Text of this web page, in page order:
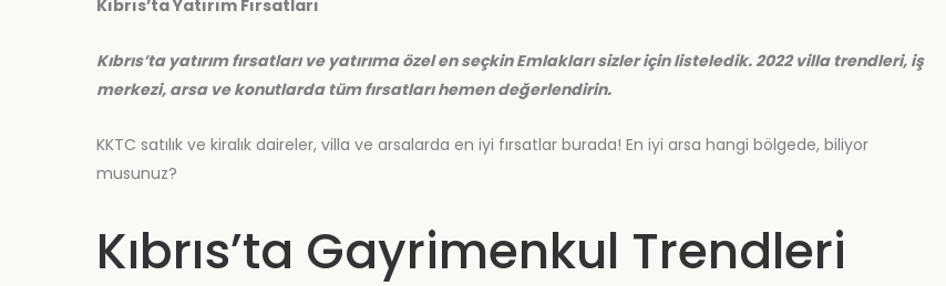
Kıbrıs’ta Yatırım Fırsatları
Kıbrıs’ta yatırım fırsatları ve yatırıma özel en seçkin Emlakları sizler için listeledik. 2022 villa trendleri, iş
merkezi, arsa ve konutlarda tüm fırsatları hemen değerlendirin.
KKTC satılık ve kiralık daireler, villa ve arsalarda en iyi fırsatlar burada! En iyi arsa hangi bölgede, biliyor
musunuz?
Kıbrıs’ta Gayrimenkul Trendleri